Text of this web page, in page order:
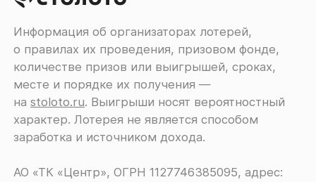
Информация об организаторах лотерей,
о правилах их проведения, призовом фонде,
количестве призов или выигрышей, сроках,
месте и порядке их получения ―
наstoloto.ru. Выигрыши носят вероятностный
характер. Лотерея не является способом
заработка и источником дохода.
АО «ТК «Центр», ОГРН 1127746385095, адрес: